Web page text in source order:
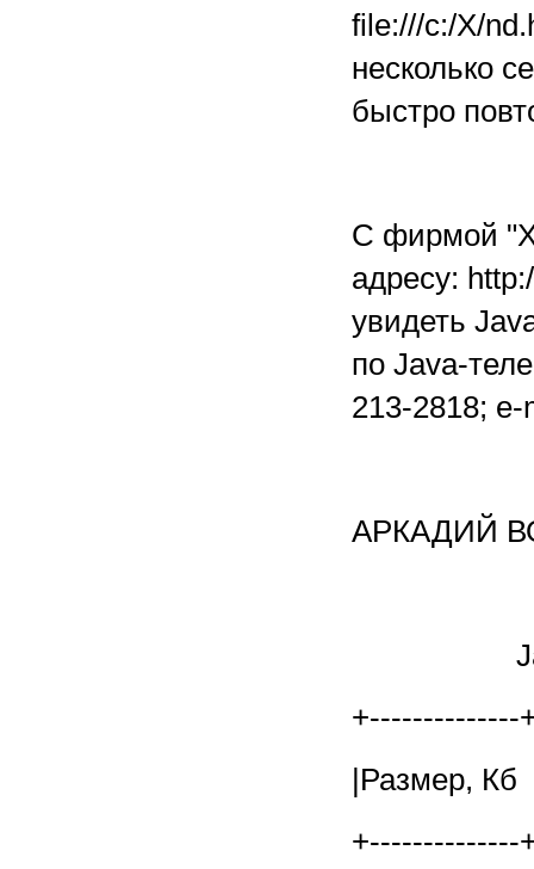
file:///c:/X/
несколько
быстро
С фирмой
адресу:
увидеть
по Java-
213-2818;
АРКАДИЙ
+--------------
+--------------